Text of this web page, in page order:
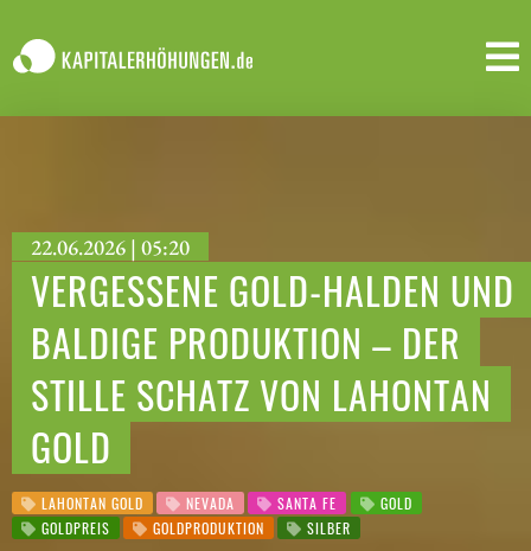
22.06.2026 | 05:20
VERGESSENE GOLD-HALDEN UND
BALDIGE PRODUKTION – DER
STILLE SCHATZ VON LAHONTAN
GOLD
LAHONTAN GOLD NEVADA SANTA FE
GOLD
GOLDPREIS
GOLDPRODUKTION SILBER